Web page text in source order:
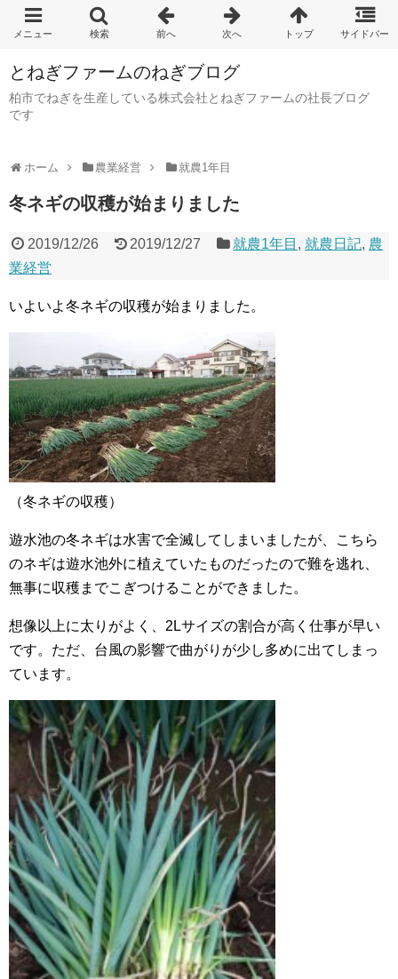
とねぎファームのねぎブログ
柏市でねぎを生産している株式会社とねぎファームの社長ブログ
です
ホーム 農業経営 就農1年目
冬ネギの収穫が始まりました
2019/12/26 2019/12/27 就農1年目 , 就農日記, 農
業経営
いよいよ冬ネギの収穫が始まりました。
（冬ネギの収穫）
遊水池の冬ネギは水害で全滅してしまいましたが、こちら
のネギは遊水池外に植えていたものだったので難を逃れ、
無事に収穫までこぎつけることができました。
想像以上に太りがよく、2Lサイズの割合が高く仕事が早い
です。ただ、台風の影響で曲がりが少し多めに出てしまっ
ています。